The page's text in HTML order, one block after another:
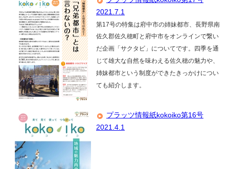
2021.7.1
第17号の特集は府中市の姉妹都市、長野県南
佐久郡佐久穂町と府中市をオンラインで繋い
だ企画「サクタビ」についてです。四季を通
じて雄大な自然を味わえる佐久穂の魅力や、
姉妹都市という制度ができたきっかけについ
ても紹介します。
プラッツ情報紙kokoiko第16号
2021.4.1